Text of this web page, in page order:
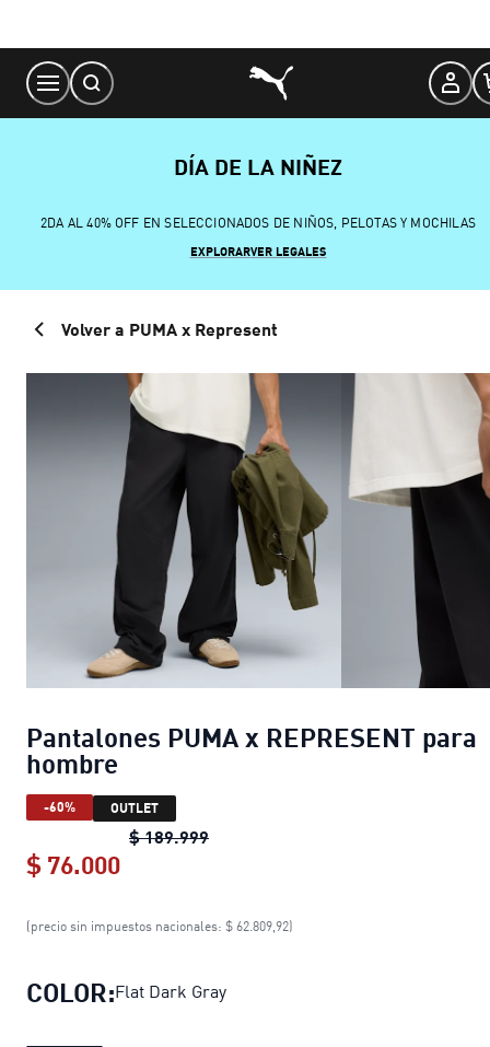
Content
DÍA DE LA NIÑEZ
2DA AL 40% OFF EN SELECCIONADOS DE NIÑOS, PELOTAS Y MOCHILAS
EXPLORARVER LEGALES
Volver a PUMA x Represent
Pantalones PUMA x REPRESENT para
hombre
-60% OUTLET
$ 189.999Pantalones PUMA x REPRESENT
$ 76.000
Pantalones PUMA x REPRESENT
(precio sin impuestos nacionales: $ 62.809,92)
COLOR:Flat Dark Gray